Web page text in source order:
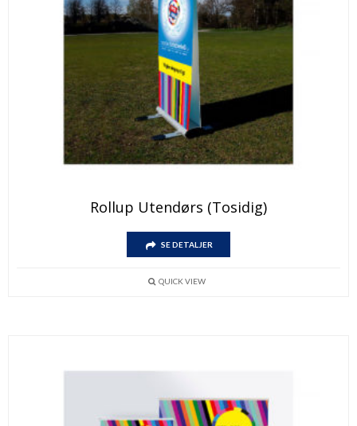
Rollup Utendørs (Tosidig)
SE DETALJER
QUICK VIEW